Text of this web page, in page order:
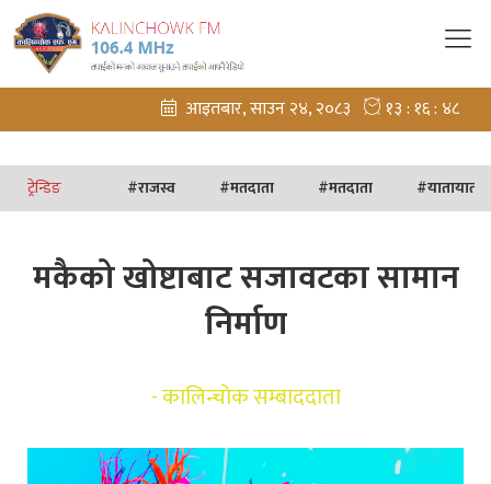
ट्रेन्डिङ #राजस्व #मतदाता #मतदाता #यातायात
मकैको खोष्टाबाट सजावटका सामान
निर्माण
-कालिन्चोक सम्बाददाता